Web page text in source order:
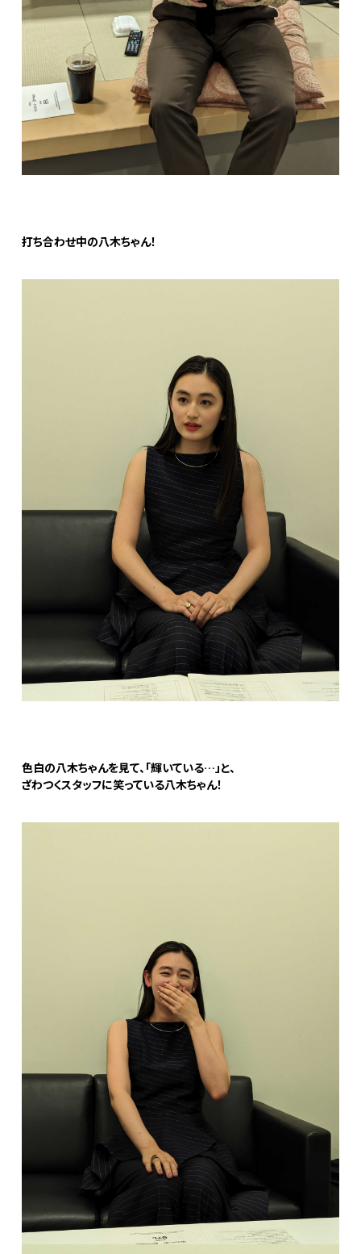
打ち合わせ中の八木ちゃん！
色白の八木ちゃんを見て、「輝いている…」と、
ざわつくスタッフに笑っている八木ちゃん！